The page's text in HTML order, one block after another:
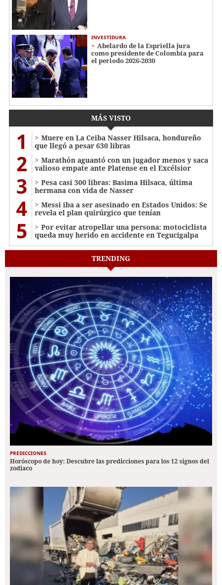
INVESTIDURA
Abelardo de la Espriella jura
como presidente de Colombia para
el periodo 2026-2030
MÁS VISTO
1
Muere en La Ceiba Nasser Hilsaca, hondureño
que llegó a pesar 630 libras
2
Marathón aguantó con un jugador menos y saca
valioso empate ante Platense en el Excélsior
3
Pesa casi 300 libras: Basima Hilsaca, última
hermana con vida de Nasser
4
Messi iba a ser asesinado en Estados Unidos: Se
revela el plan quirúrgico que tenían
5
Por evitar atropellar una persona: motociclista
queda muy herido en accidente en Tegucigalpa
TRENDING
PREDICCIONES
Horóscopo de hoy: Descubre las predicciones para los 12 signos del
zodiaco